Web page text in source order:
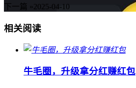
下一篇 »2025-04-10
相关阅读
牛毛圈，升级拿分红赚红包